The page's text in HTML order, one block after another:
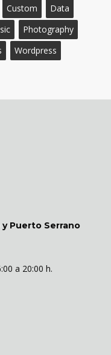
Custom
Data
Photography
Wordpress
Puerto Serrano
a 20:00 h.